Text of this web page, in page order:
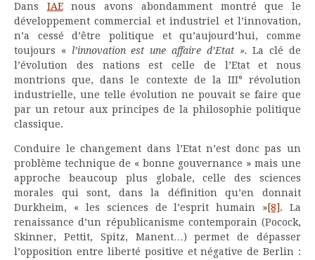
Dans IAEnous avons abondamment montré que le
développement commercial et industriel et l’innovation,
n’a cessé d’être politique et qu’aujourd’hui, comme
toujours « l’innovation est une affaire d’Etat ».La clé de
l’évolution des nations est celle de l’Etat et nous
montrions que, dans le contexte de la III° révolution
industrielle, une telle évolution ne pouvait se faire que
par un retour aux principes de la philosophie politique
classique.
Conduire le changement dans l’Etat n’est donc pas un
problème technique de « bonne gouvernance » mais une
approche beaucoup plus globale, celle des sciences
morales qui sont, dans la définition qu’en donnait
Durkheim, « les sciences de l’esprit humain »[8]. La
renaissance d’un républicanisme contemporain (Pocock,
Skinner, Pettit, Spitz, Manent…) permet de dépasser
l’opposition entre liberté positive et négative de Berlin :